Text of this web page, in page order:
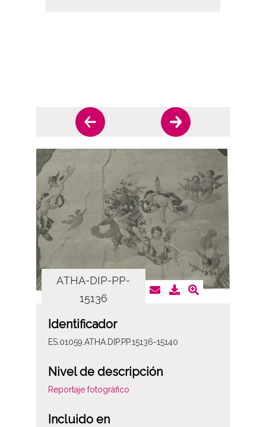
ATHA-DIP-PP-
15136
Identificador
ES.01059.ATHA.DIP.PP.15136-15140
Nivel de descripción
Reportaje fotográfico
Incluido en